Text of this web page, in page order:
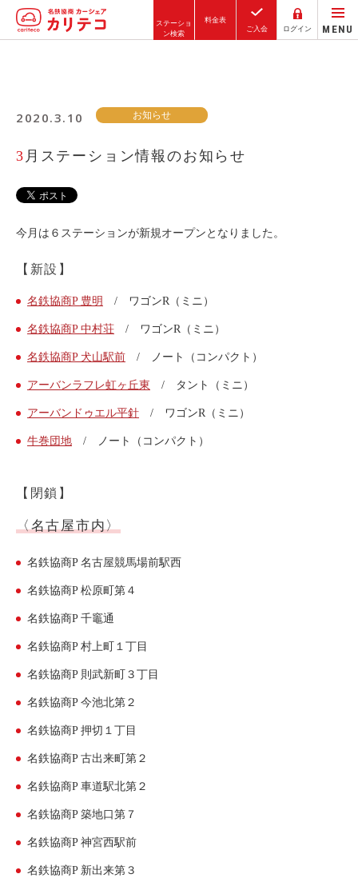
ステーショ
ン検索
料金表
ご入会
ログイン MENU
ステーション検索
金沢エリア
カーシェアリングとは
ご利用の流れ
名鉄協商パーキング無料
予約アプリ
名鉄ミューズポイント
快適カーシェアリング
お客様の声
ご入会方法
学生はおトク！
マイナ免許証
よくある質問
2020.3.10 お知らせ
3月ステーション情報のお知らせ
今月は６ステーションが新規オープンとなりました。
【新設】
名鉄協商P 豊明 / ワゴンR（ミニ）
名鉄協商P 中村荘 / ワゴンR（ミニ）
名鉄協商P 犬山駅前 / ノート（コンパクト）
アーバンラフレ虹ヶ丘東 / タント（ミニ）
アーバンドゥエル平針 / ワゴンR（ミニ）
牛巻団地 / ノート（コンパクト）
【閉鎖】
〈名古屋市内〉
名鉄協商P 名古屋競馬場前駅西
名鉄協商P 松原町第４
名鉄協商P 千竈通
名鉄協商P 村上町１丁目
名鉄協商P 則武新町３丁目
名鉄協商P 今池北第２
名鉄協商P 押切１丁目
名鉄協商P 古出来町第２
名鉄協商P 車道駅北第２
名鉄協商P 築地口第７
名鉄協商P 神宮西駅前
名鉄協商P 新出来第３